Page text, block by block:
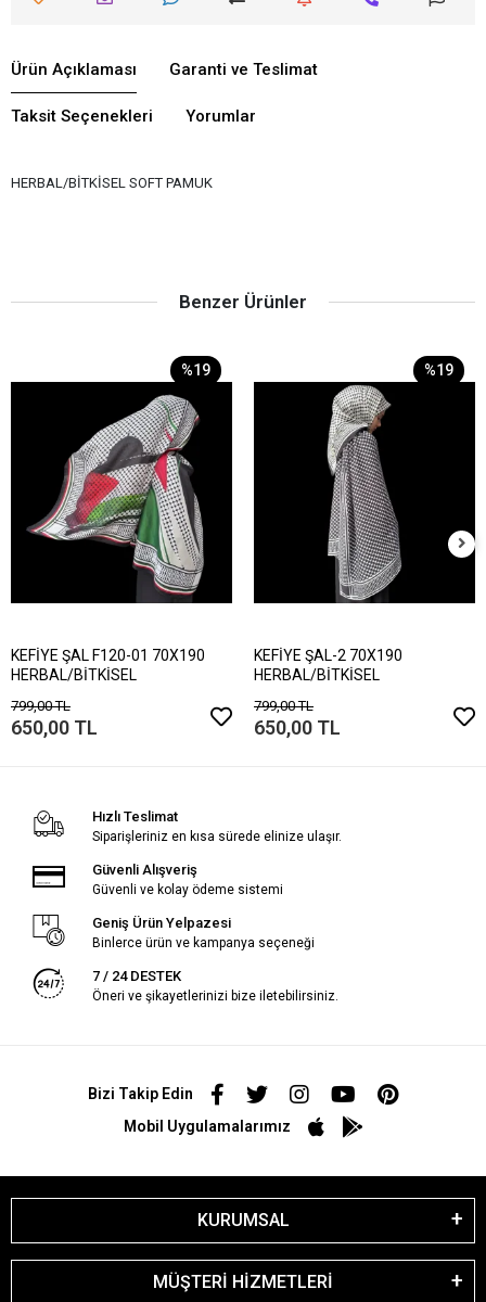
Ürün Açıklaması Garanti ve Teslimat
Taksit Seçenekleri Yorumlar
HERBAL/BİTKİSEL SOFT PAMUK
Benzer Ürünler
%19
KEFİYE ŞAL F120-01 70X190
HERBAL/BİTKİSEL
799,00 TL
650,00 TL
%19
KEFİYE ŞAL-2 70X190
HERBAL/BİTKİSEL
799,00 TL
650,00 TL
Hızlı Teslimat
Siparişleriniz en kısa sürede elinize ulaşır.
Güvenli Alışveriş
Güvenli ve kolay ödeme sistemi
Geniş Ürün Yelpazesi
Binlerce ürün ve kampanya seçeneği
7 / 24 DESTEK
Öneri ve şikayetlerinizi bize iletebilirsiniz.
Bizi Takip Edin
Mobil Uygulamalarımız
KURUMSAL
MÜŞTERİ HİZMETLERİ